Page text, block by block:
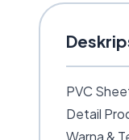
PVC
Detail
Warna &